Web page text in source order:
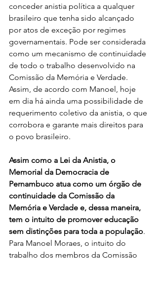
conceder anistia política a qualquer
brasileiro que tenha sido alcançado
por atos de exceção por regimes
governamentais. Pode ser considerada
como um mecanismo de continuidade
de todo o trabalho desenvolvido na
Comissão da Memória e Verdade.
Assim, de acordo com Manoel, hoje
em dia há ainda uma possibilidade de
requerimento coletivo da anistia, o que
corrobora e garante mais direitos para
o povo brasileiro.
Assim como a Lei da Anistia, o
Memorial da Democracia de
Pernambuco atua como um órgão de
continuidade da Comissão da
Memória e Verdade e, dessa maneira,
tem o intuito de promover educação
sem distinções para toda a população.
Para Manoel Moraes, o intuito do
trabalho dos membros da Comissão